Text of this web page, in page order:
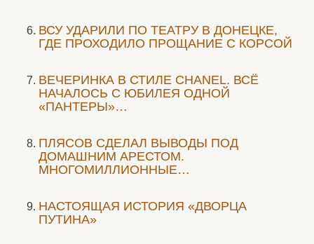
ВСУ УДАРИЛИ ПО ТЕАТРУ В ДОНЕЦКЕ,
ГДЕ ПРОХОДИЛО ПРОЩАНИЕ С КОРСОЙ
ВЕЧЕРИНКА В СТИЛЕ СHANEL. ВСЁ
НАЧАЛОСЬ С ЮБИЛЕЯ ОДНОЙ
«ПАНТЕРЫ»…
ПЛЯСОВ СДЕЛАЛ ВЫВОДЫ ПОД
ДОМАШНИМ АРЕСТОМ.
МНОГОМИЛЛИОННЫЕ…
НАСТОЯЩАЯ ИСТОРИЯ «ДВОРЦА
ПУТИНА»